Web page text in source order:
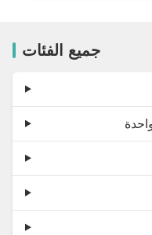
جميع الفئات